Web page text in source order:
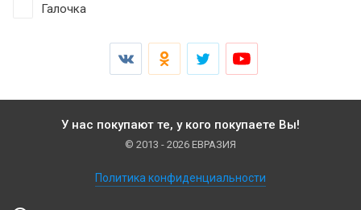
Галочка
У нас покупают те, у кого покупаете Вы!
© 2013 - 2026 ЕВРАЗИЯ
Политика конфиденциальности